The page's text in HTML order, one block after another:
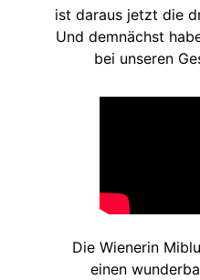
ist daraus jetzt die
Und demnächst
bei unseren
Die Wienerin
einen